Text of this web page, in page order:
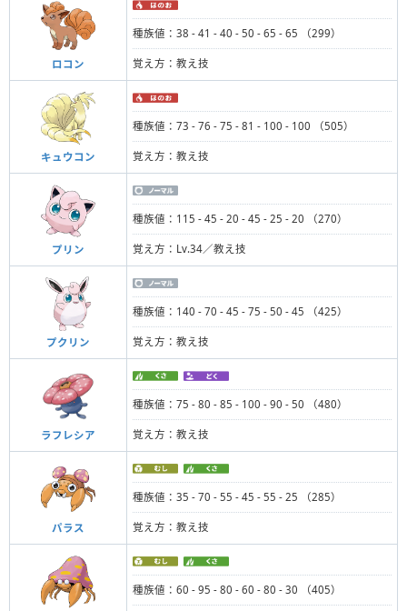
ロコン
種族値：38 - 41 - 40 - 50 - 65 - 65 （299）
覚え方：教え技
キュウコン
種族値：73 - 76 - 75 - 81 - 100 - 100 （505）
覚え方：教え技
プリン
種族値：115 - 45 - 20 - 45 - 25 - 20 （270）
覚え方：Lv.34／教え技
プクリン
種族値：140 - 70 - 45 - 75 - 50 - 45 （425）
覚え方：教え技
ラフレシア
種族値：75 - 80 - 85 - 100 - 90 - 50 （480）
覚え方：教え技
パラス
種族値：35 - 70 - 55 - 45 - 55 - 25 （285）
覚え方：教え技
種族値：60 - 95 - 80 - 60 - 80 - 30 （405）